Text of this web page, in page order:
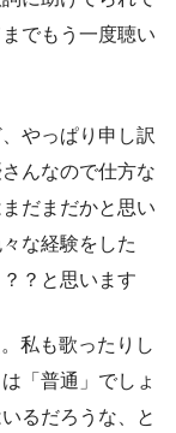
でもう一度聴い
やっぱり申し訳
んなので仕方な
だまだかと思い
な経験をした
？と思います
私も歌ったりし
「普通」でしょ
るだろうな、と